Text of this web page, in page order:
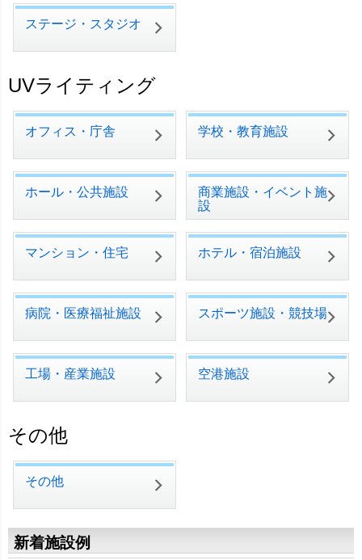
ステージ・スタジオ
UVライティング
オフィス・庁舎 学校・教育施設
ホール・公共施設
商業施設・イベント施
設
マンション・住宅 ホテル・宿泊施設
病院・医療福祉施設 スポーツ施設・競技場
工場・産業施設 空港施設
その他
その他
新着施設例